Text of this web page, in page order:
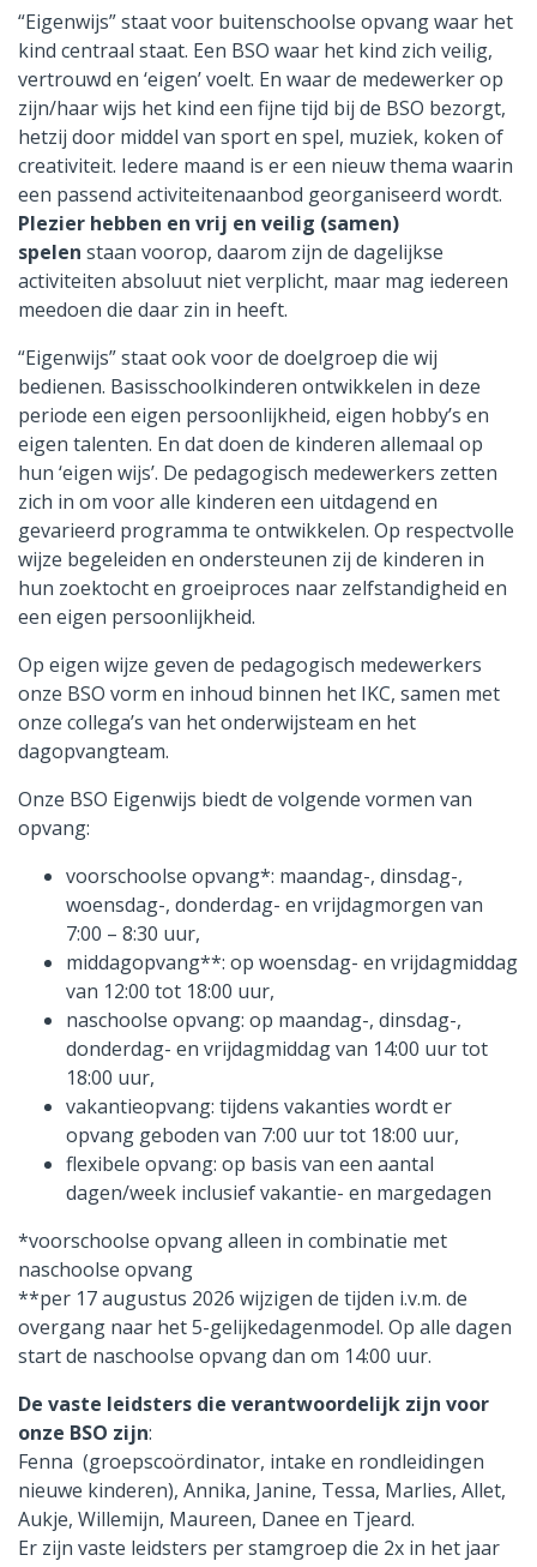
“Eigenwijs” staat voor buitenschoolse opvang waar het
kind centraal staat. Een BSO waar het kind zich veilig,
vertrouwd en ‘eigen’ voelt. En waar de medewerker op
zijn/haar wijs het kind een fijne tijd bij de BSO bezorgt,
hetzij door middel van sport en spel, muziek, koken of
creativiteit. Iedere maand is er een nieuw thema waarin
een passend activiteitenaanbod georganiseerd wordt.
Plezier hebben en vrij en veilig (samen)
spelen staan voorop, daarom zijn de dagelijkse
activiteiten absoluut niet verplicht, maar mag iedereen
meedoen die daar zin in heeft.
“Eigenwijs” staat ook voor de doelgroep die wij
bedienen. Basisschoolkinderen ontwikkelen in deze
periode een eigen persoonlijkheid, eigen hobby’s en
eigen talenten. En dat doen de kinderen allemaal op
hun ‘eigen wijs’. De pedagogisch medewerkers zetten
zich in om voor alle kinderen een uitdagend en
gevarieerd programma te ontwikkelen. Op respectvolle
wijze begeleiden en ondersteunen zij de kinderen in
hun zoektocht en groeiproces naar zelfstandigheid en
een eigen persoonlijkheid.
Op eigen wijze geven de pedagogisch medewerkers
onze BSO vorm en inhoud binnen het IKC, samen met
onze collega’s van het onderwijsteam en het
dagopvangteam.
Onze BSO Eigenwijs biedt de volgende vormen van
opvang:
voorschoolse opvang*: maandag-, dinsdag-,
woensdag-, donderdag- en vrijdagmorgen van
7:00 – 8:30 uur,
middagopvang**: op woensdag- en vrijdagmiddag
van 12:00 tot 18:00 uur,
naschoolse opvang: op maandag-, dinsdag-,
donderdag- en vrijdagmiddag van 14:00 uur tot
18:00 uur,
vakantieopvang: tijdens vakanties wordt er
opvang geboden van 7:00 uur tot 18:00 uur,
flexibele opvang: op basis van een aantal
dagen/week inclusief vakantie- en margedagen
*voorschoolse opvang alleen in combinatie met
naschoolse opvang
**per 17 augustus 2026 wijzigen de tijden i.v.m. de
overgang naar het 5-gelijkedagenmodel. Op alle dagen
start de naschoolse opvang dan om 14:00 uur.
De vaste leidsters die verantwoordelijk zijn voor
onze BSO zijn:
Fenna (groepscoördinator, intake en rondleidingen
nieuwe kinderen), Annika, Janine, Tessa, Marlies, Allet,
Aukje, Willemijn, Maureen, Danee en Tjeard.
Er zijn vaste leidsters per stamgroep die 2x in het jaar